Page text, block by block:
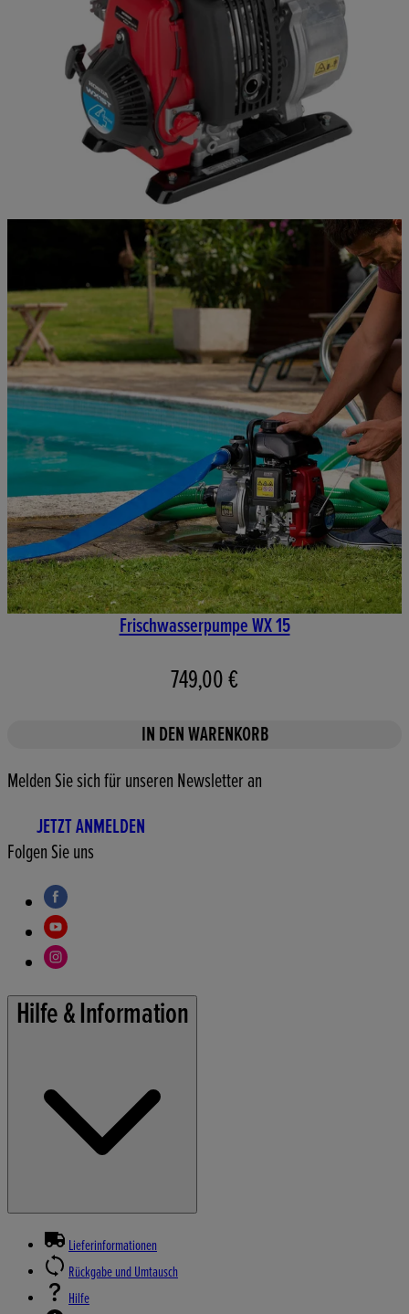
Frischwasserpumpe WX 15
749,00 €
IN DEN WARENKORB
Melden Sie sich für unseren Newsletter an
JETZT ANMELDEN
Folgen Sie uns
Hilfe & Information
Lieferinformationen
Rückgabe und Umtausch
Hilfe